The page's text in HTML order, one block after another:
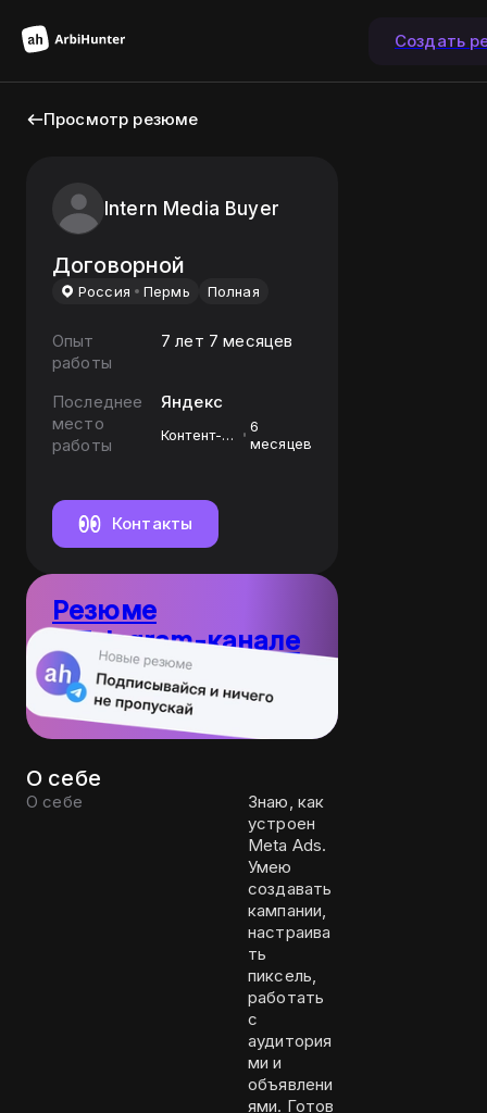
Создать
Просмотр резюме
Intern Media Buyer
Договорной
Россия Пермь Полная
Опыт
работы
7 лет 7 месяцев
Последнее
место
работы
Яндекс
Контент-
6
месяцев
Контакты
Резюме
в Telegram-канале
10
резюме
Пост каждый
день
О себе
О себе
Знаю, как
устроен
Meta Ads.
Умею
создавать
кампании,
настраива
ть
пиксель,
работать
с
аудитория
ми и
объявлени
ями. Готов